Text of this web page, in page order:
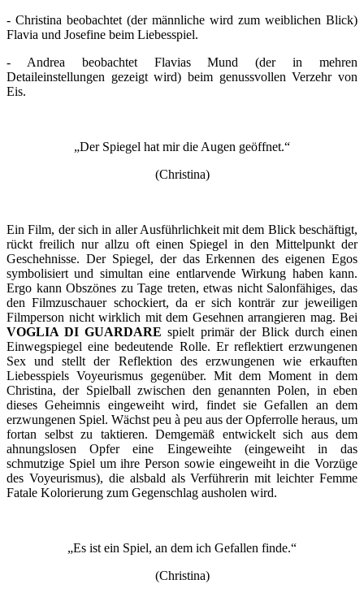
- Christina beobachtet (der männliche wird zum weiblichen Blick)
Flavia und Josefine beim Liebesspiel.
- Andrea beobachtet Flavias Mund (der in mehren
Detaileinstellungen gezeigt wird) beim genussvollen Verzehr von
Eis.
„Der Spiegel hat mir die Augen geöffnet.“
(Christina)
Ein Film, der sich in aller Ausführlichkeit mit dem Blick beschäftigt,
rückt freilich nur allzu oft einen Spiegel in den Mittelpunkt der
Geschehnisse. Der Spiegel, der das Erkennen des eigenen Egos
symbolisiert und simultan eine entlarvende Wirkung haben kann.
Ergo kann Obszönes zu Tage treten, etwas nicht Salonfähiges, das
den Filmzuschauer schockiert, da er sich konträr zur jeweiligen
Filmperson nicht wirklich mit dem Gesehnen arrangieren mag. Bei
VOGLIA DI GUARDARE spielt primär der Blick durch einen
Einwegspiegel eine bedeutende Rolle. Er reflektiert erzwungenen
Sex und stellt der Reflektion des erzwungenen wie erkauften
Liebesspiels Voyeurismus gegenüber. Mit dem Moment in dem
Christina, der Spielball zwischen den genannten Polen, in eben
dieses Geheimnis eingeweiht wird, findet sie Gefallen an dem
erzwungenen Spiel. Wächst peu à peu aus der Opferrolle heraus, um
fortan selbst zu taktieren. Demgemäß entwickelt sich aus dem
ahnungslosen Opfer eine Eingeweihte (eingeweiht in das
schmutzige Spiel um ihre Person sowie eingeweiht in die Vorzüge
des Voyeurismus), die alsbald als Verführerin mit leichter Femme
Fatale Kolorierung zum Gegenschlag ausholen wird.
„Es ist ein Spiel, an dem ich Gefallen finde.“
(Christina)